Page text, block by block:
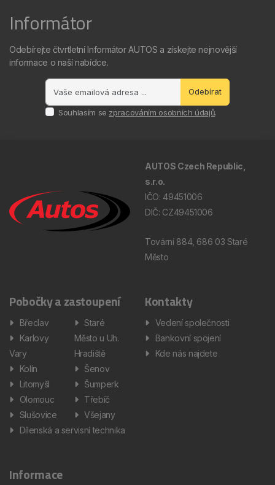
Informátor
Odebírejte čtvrtletní Informátor AUTOS a získejte nejnovější
informace o naší nabídce.
Odebírat
Souhlasím se zpracováním osobních údajů.
AUTOS Czech Republic,
s.r.o.
IČO: 49451006
DIČ: CZ49451006
Tovární 884, 686 03 Staré
Město
Pobočky a zastoupení
Břeclav
Karlovy
Vary
Kolín
Litomyšl
Olomouc
Slušovice
Staré
Město u Uh.
Hradiště
Šenov
Šumperk
Třebíč
Všejany
Dílenská a servisní technika
Kontakty
Vedení společnosti
Bankovní spojení
Kde nás najdete
Informace